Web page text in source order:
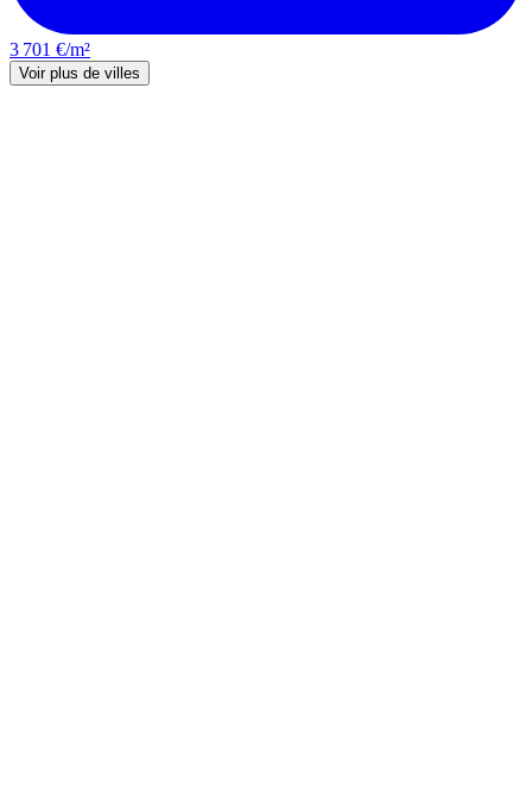
3 701 €/m²
Voir plus de villes